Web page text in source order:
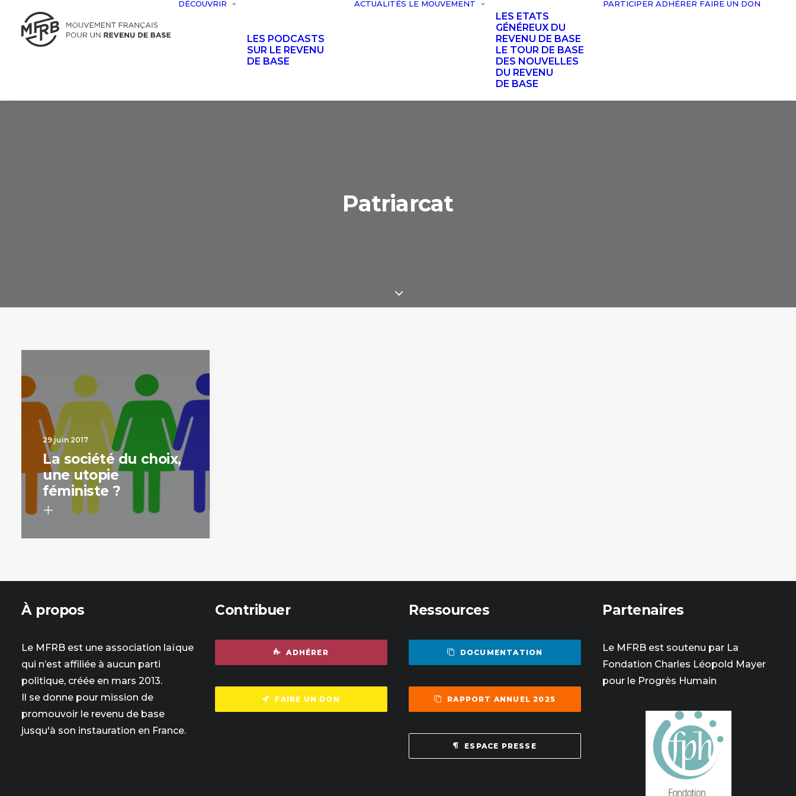
DÉCOUVRIR
LES PODCASTS
SUR LE REVENU
DE BASE
ACTUALITÉS LE MOUVEMENT
LES ETATS
GÉNÉREUX DU
REVENU DE BASE
LE TOUR DE BASE
DES NOUVELLES
DU REVENU
DE BASE
PARTICIPER ADHÉRER FAIRE UN DON
Patriarcat
29 juin 2017
La société du choix,
une utopie
féministe ?
À propos
Le MFRB est une association laïque
qui n’est affiliée à aucun parti
politique, créée en mars 2013.
Il se donne pour mission de
promouvoir le revenu de base
jusqu'à son instauration en France.
Contribuer
ADHÉRER
FAIRE UN DON
Ressources
DOCUMENTATION
RAPPORT ANNUEL 2025
ESPACE PRESSE
Partenaires
Le MFRB est soutenu par La
Fondation Charles Léopold Mayer
pour le Progrès Humain